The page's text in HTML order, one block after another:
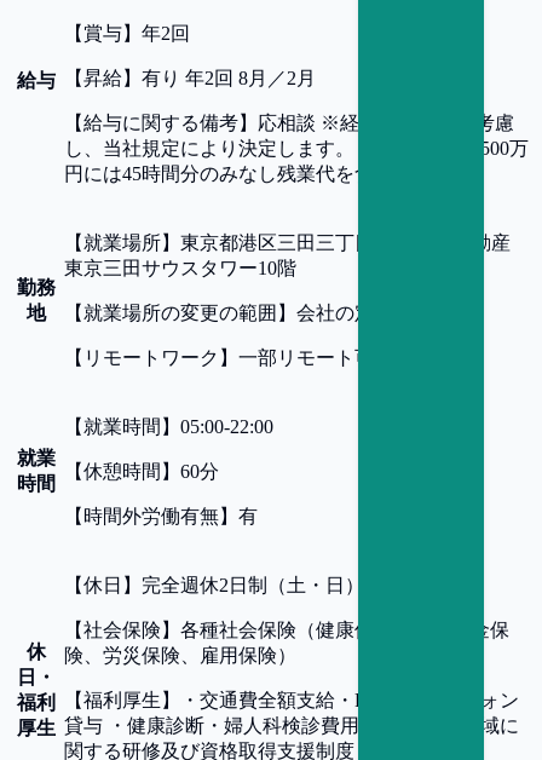
給与
【 賞与】 年2回
【昇給】 有り 年2回 8月／2月
【給与に関する備考】 応相談 ※経験・スキルを考慮
し、当社規定により決定します。 ※年収800～1,500万
円には45時間分のみなし残業代を含みます。
勤務
地
【 就業場所】 東京都港区三田三丁目5-27 住友不動産
東京三田サウスタワー10階
【 就業場所の変更の範囲 】 会社の定める事業所
【 リモートワーク 】 一部リモート可
就業
時間
【 就業時間 】 05:00-22:00
【休憩時間 】 60分
【 時間外労働有無】 有
休
日・
福利
厚生
【休日 】 完全週休2日制（土・日）、祝日
【社会保険 】 各種社会保険（健康保険、厚生年金保
険、労災保険、雇用保険）
【福利厚生 】
・交通費全額支給・PC/スマートフォン
貸与 ・健康診断・婦人科検診費用負担 ・事業領域に
関する研修及び資格取得支援制度